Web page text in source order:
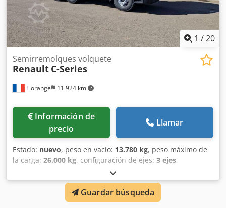
1 /20
Florange 11.924 km
Semirremolques volquete
Renault C-Series
Información de
precio
Llamar
Estado: nuevo, peso en vacío: 13.780 kg, peso máximo de
la carga: 26.000 kg, configuración de ejes: 3 ejes,
, distancia entre ejes:
kilometraje:150 km, potencia:480 kW (652,62 CV), tipo de
automático, clase de emisión:
diésel, capacidad de carga:12.220 kg
Guardar búsqueda